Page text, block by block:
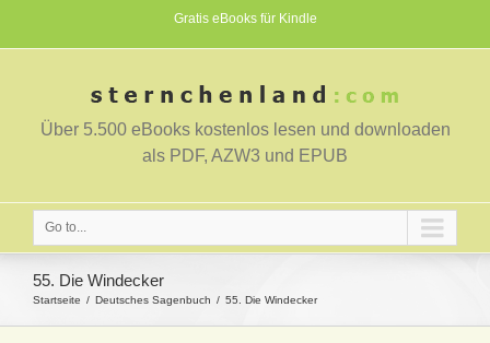
Gratis eBooks für Kindle
Über 5.500 eBooks kostenlos lesen und downloaden
als PDF, AZW3 und EPUB
Go to...
55. Die Windecker
Startseite Deutsches Sagenbuch 55. Die Windecker